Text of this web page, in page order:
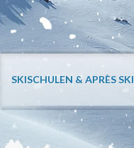
SKISCHULEN & APRÈS SKI